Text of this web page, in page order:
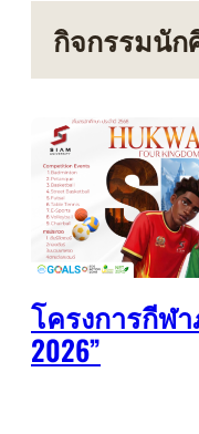
กิจกรรมนัก
โครงการกีฬ
2026”